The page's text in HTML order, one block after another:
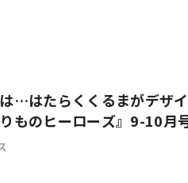
…はたらくくるまがデザ
ものヒーローズ』9-10月